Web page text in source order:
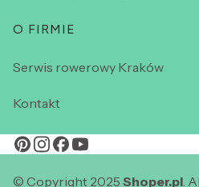
O FIRMIE
Serwis rowerowy Kraków
Kontakt
© Copyright 2025 Shoper.pl.